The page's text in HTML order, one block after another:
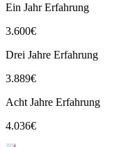
Ein Jahr Erfahrung
3.600€
Drei Jahre Erfahrung
3.889€
Acht Jahre Erfahrung
4.036€